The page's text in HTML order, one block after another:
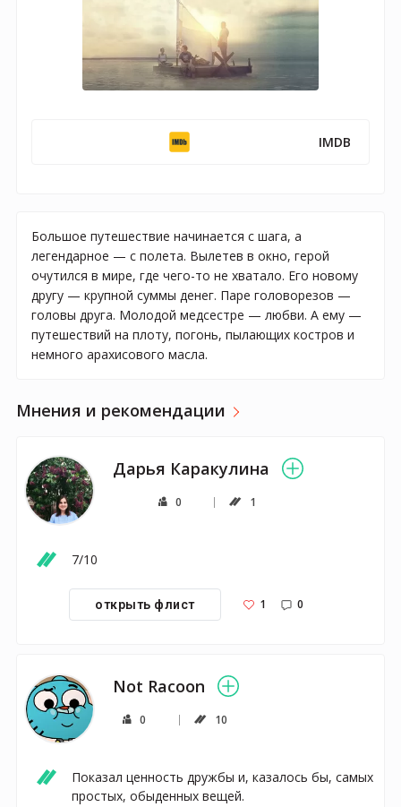
IMDB
Большое путешествие начинается с шага, а
легендарное — с полета. Вылетев в окно, герой
очутился в мире, где чего-то не хватало. Его новому
другу — крупной суммы денег. Паре головорезов —
головы друга. Молодой медсестре — любви. А ему —
путешествий на плоту, погонь, пылающих костров и
немного арахисового масла.
Мнения и рекомендации
Дарья Каракулина
0 1
7/10
открыть флист 1 0
Not Racoon
0 10
Показал ценность дружбы и, казалось бы, самых
простых, обыденных вещей.